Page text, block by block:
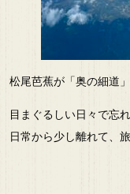
松尾芭蕉が「奥の細道
目まぐるしい日々で忘
日常から少し離れて、